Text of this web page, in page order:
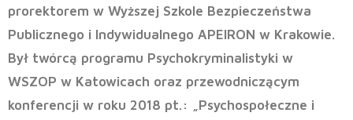
prorektorem w Wyższej Szkole Bezpieczeństwa
Publicznego i Indywidualnego APEIRON w Krakowie.
Był twórcą programu Psychokryminalistyki w
WSZOP w Katowicach oraz przewodniczącym
konferencji w roku 2018 pt.: „Psychospołeczne i